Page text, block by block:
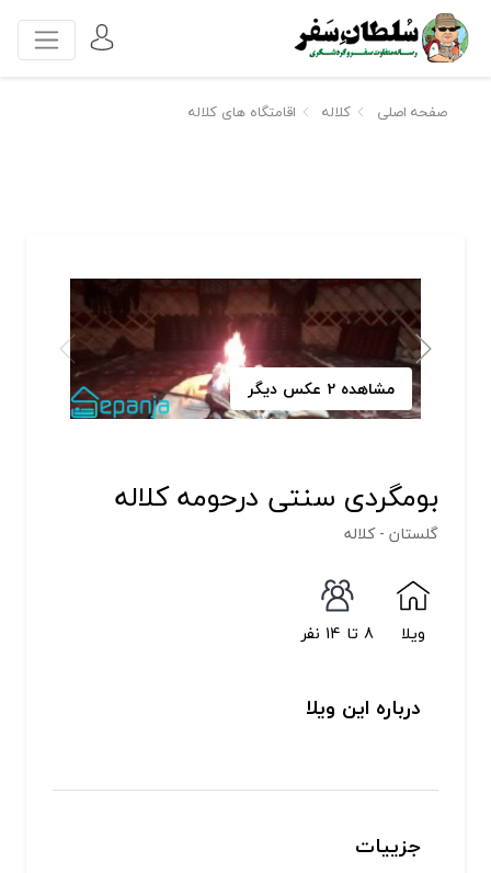
صفحه اصلی کلاله اقامتگاه های کلاله
مشاهده 2 عکس دیگر
بومگردی سنتی درحومه کلاله
گلستان - کلاله
ویلا 8 تا 14 نفر
درباره این ویلا
جزییات